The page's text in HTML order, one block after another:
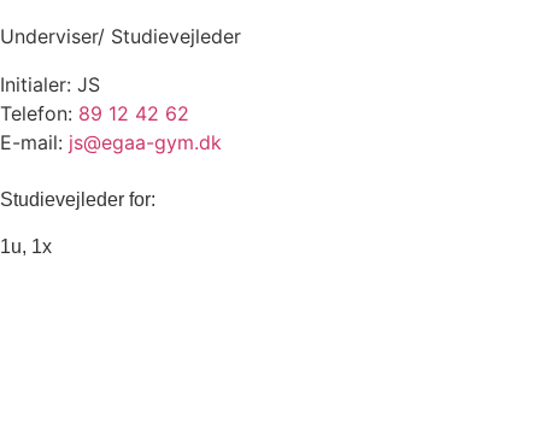
Underviser/ Studievejleder
Initialer: JS
Telefon: 89 12 42 62
E-mail: js@egaa-gym.dk
Studievejleder for:
1u, 1x